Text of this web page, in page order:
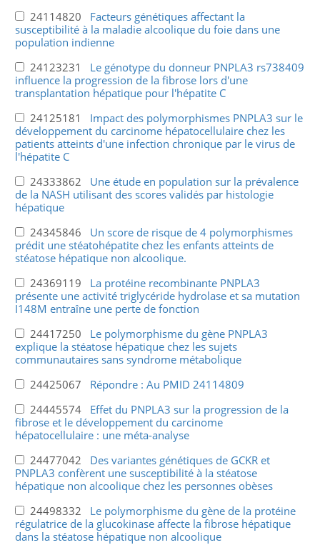
24114820 Facteurs génétiques affectant la
susceptibilité à la maladie alcoolique du foie dans une
population indienne
24123231 Le génotype du donneur PNPLA3 rs738409
influence la progression de la fibrose lors d'une
transplantation hépatique pour l'hépatite C
24125181 Impact des polymorphismes PNPLA3 sur le
développement du carcinome hépatocellulaire chez les
patients atteints d'une infection chronique par le virus de
l'hépatite C
24333862 Une étude en population sur la prévalence
de la NASH utilisant des scores validés par histologie
hépatique
24345846 Un score de risque de 4 polymorphismes
prédit une stéatohépatite chez les enfants atteints de
stéatose hépatique non alcoolique.
24369119 La protéine recombinante PNPLA3
présente une activité triglycéride hydrolase et sa mutation
I148M entraîne une perte de fonction
24417250 Le polymorphisme du gène PNPLA3
explique la stéatose hépatique chez les sujets
communautaires sans syndrome métabolique
24425067 Répondre : Au PMID 24114809
24445574 Effet du PNPLA3 sur la progression de la
fibrose et le développement du carcinome
hépatocellulaire : une méta-analyse
24477042 Des variantes génétiques de GCKR et
PNPLA3 confèrent une susceptibilité à la stéatose
hépatique non alcoolique chez les personnes obèses
24498332 Le polymorphisme du gène de la protéine
régulatrice de la glucokinase affecte la fibrose hépatique
dans la stéatose hépatique non alcoolique